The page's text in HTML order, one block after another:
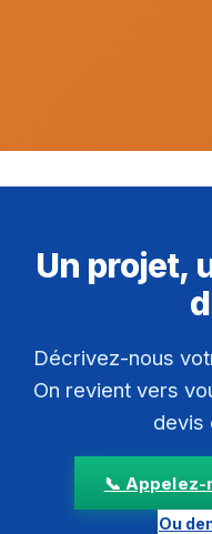
Un projet,
Décrivez-nous
On revient vers
devis
📞 Appelez-
Ou